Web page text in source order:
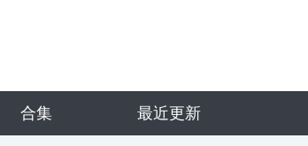
合集 最近更新